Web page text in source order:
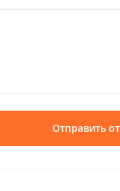
Отправить